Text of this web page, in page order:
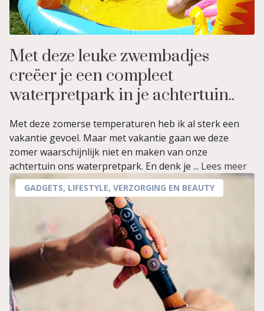
Met deze leuke zwembadjes
creëer je een compleet
waterpretpark in je achtertuin..
Met deze zomerse temperaturen heb ik al sterk een
vakantie gevoel. Maar met vakantie gaan we deze
zomer waarschijnlijk niet en maken van onze
achtertuin ons waterpretpark. En denk je ... Lees meer
GADGETS, LIFESTYLE, VERZORGING EN BEAUTY